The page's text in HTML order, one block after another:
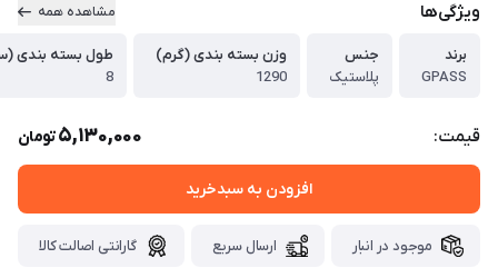
ویژگی‌ها مشاهده همه
برند
GPASS
جنس
پلاستیک
وزن بسته بندی (گرم)
1290
طول بسته بندی
8
قیمت: 5,130,000تومان
افزودن به سبدخرید
موجود در انبار ارسال سریع گارانتی اصالت کالا